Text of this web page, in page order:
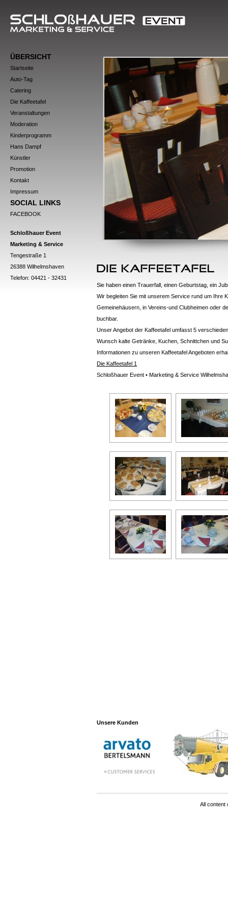
ÜBERSICHT
Startseite
Auto-Tag
Catering
Die Kaffeetafel
Veranstaltungen
Moderation
Kinderprogramm
Hans Dampf
Künstler
Promotion
Kontakt
Impressum
SOCIAL LINKS
FACEBOOK
Schloßhauer Event
Marketing & Service
Tengestraße 1
26388 Wilhelmshaven
Telefon: 04421 - 32431
Sie haben einen Trauerfall, einen Geburtstag, ein
Wir begleiten Sie mit unserem Service rund um Ihre
Gemeinehäusern, in Vereins-und Clubheimen oder
buchbar.
Unser Angebot der Kaffeetafel umfasst 5
Wunsch kalte Getränke, Kuchen, Schnittchen und
Informationen zu unseren Kaffeetafel Angeboten
Die Kaffeetafel 1
Schloßhauer Event • Marketing & Service
Unsere Kunden
All content